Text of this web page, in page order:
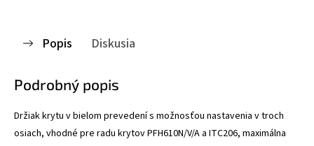
Popis Diskusia
Podrobný popis
Držiak krytu v bielom prevedení s možnosťou nastavenia v troch
osiach, vhodné pre radu krytov PFH610N/V/A a ITC206, maximálna